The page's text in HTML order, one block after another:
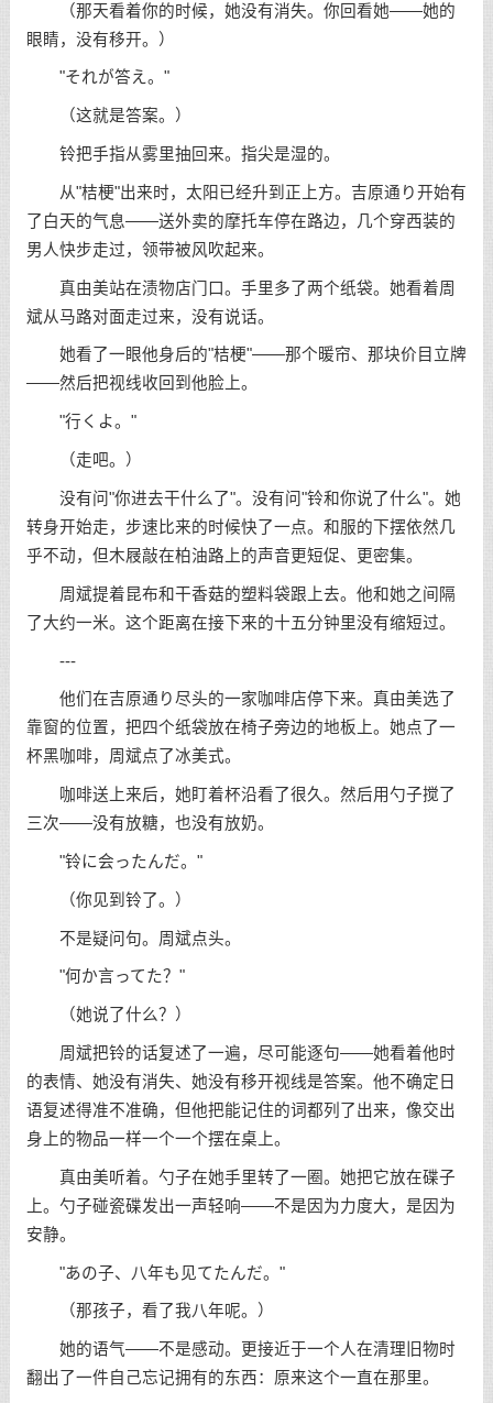
（那天看着你的时候，她没有消失。你回看她——她的
眼睛，没有移开。）
"それが答え。"
（这就是答案。）
铃把手指从雾里抽回来。指尖是湿的。
从"桔梗"出来时，太阳已经升到正上方。吉原通り开始有
了白天的气息——送外卖的摩托车停在路边，几个穿西装的
男人快步走过，领带被风吹起来。
真由美站在渍物店门口。手里多了两个纸袋。她看着周
斌从马路对面走过来，没有说话。
她看了一眼他身后的"桔梗"——那个暖帘、那块价目立牌
——然后把视线收回到他脸上。
"行くよ。"
（走吧。）
没有问"你进去干什么了"。没有问"铃和你说了什么"。她
转身开始走，步速比来的时候快了一点。和服的下摆依然几
乎不动，但木屐敲在柏油路上的声音更短促、更密集。
周斌提着昆布和干香菇的塑料袋跟上去。他和她之间隔
了大约一米。这个距离在接下来的十五分钟里没有缩短过。
---
他们在吉原通り尽头的一家咖啡店停下来。真由美选了
靠窗的位置，把四个纸袋放在椅子旁边的地板上。她点了一
杯黑咖啡，周斌点了冰美式。
咖啡送上来后，她盯着杯沿看了很久。然后用勺子搅了
三次——没有放糖，也没有放奶。
"铃に会ったんだ。"
（你见到铃了。）
不是疑问句。周斌点头。
"何か言ってた？"
（她说了什么？）
周斌把铃的话复述了一遍，尽可能逐句——她看着他时
的表情、她没有消失、她没有移开视线是答案。他不确定日
语复述得准不准确，但他把能记住的词都列了出来，像交出
身上的物品一样一个一个摆在桌上。
真由美听着。勺子在她手里转了一圈。她把它放在碟子
上。勺子碰瓷碟发出一声轻响——不是因为力度大，是因为
安静。
"あの子、八年も见てたんだ。"
（那孩子，看了我八年呢。）
她的语气——不是感动。更接近于一个人在清理旧物时
翻出了一件自己忘记拥有的东西：原来这个一直在那里。